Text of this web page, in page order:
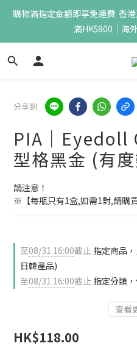
購物滿指定金額即享免運費  香
滿HK$800｜海
分享到
PIA｜Eyedoll
型格黑金 (有
請注意！
※【每瓶只有1盒,如需1對,請購買
至08/31 16:00截止 指定商品
日韓產品)
至08/31 16:00截止 指定分類
查看
HK$118.00